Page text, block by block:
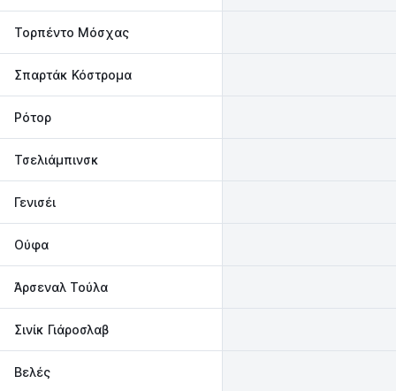
Τορπέντο Μόσχας
Σπαρτάκ Κόστρομα
Ρότορ
Τσελιάμπινσκ
Γενισέι
Ούφα
Άρσεναλ Τούλα
Σινίκ Γιάροσλαβ
Βελές